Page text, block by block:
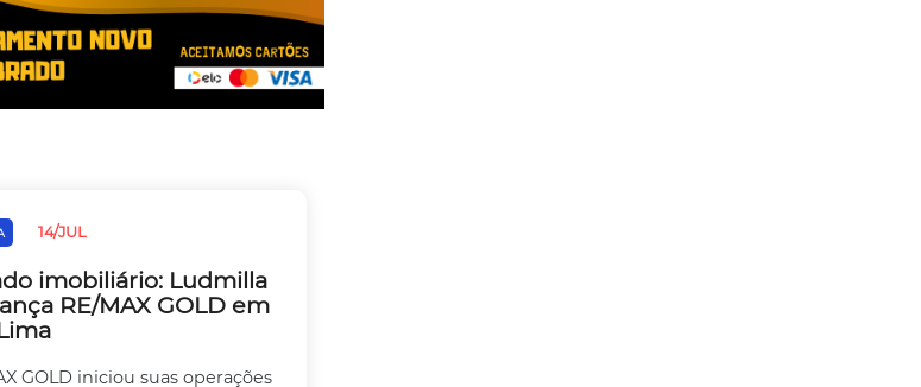
14/JUL
imobiliário: Ludmilla
RE/MAX GOLD em
GOLD iniciou suas operações